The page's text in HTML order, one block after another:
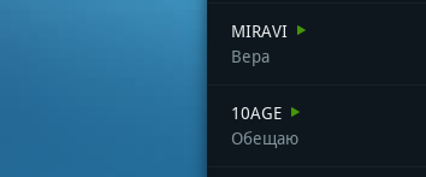
MIRAVI
Вера
10AGE
Обещаю